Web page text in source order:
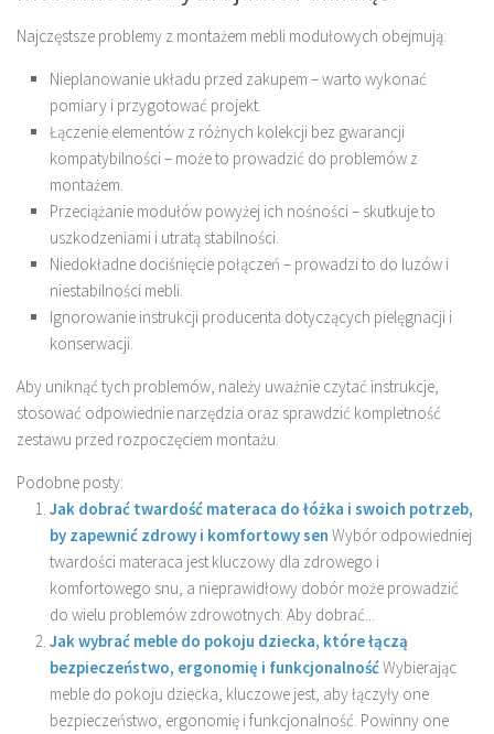
Najczęstsze problemy z montażem mebli modułowych obejmują:
Nieplanowanie układu przed zakupem – warto wykonać
pomiary i przygotować projekt.
Łączenie elementów z różnych kolekcji bez gwarancji
kompatybilności – może to prowadzić do problemów z
montażem.
Przeciążanie modułów powyżej ich nośności – skutkuje to
uszkodzeniami i utratą stabilności.
Niedokładne dociśnięcie połączeń – prowadzi to do luzów i
niestabilności mebli.
Ignorowanie instrukcji producenta dotyczących pielęgnacji i
konserwacji.
Aby uniknąć tych problemów, należy uważnie czytać instrukcje,
stosować odpowiednie narzędzia oraz sprawdzić kompletność
zestawu przed rozpoczęciem montażu.
Podobne posty:
Jak dobrać twardość materaca do łóżka i swoich potrzeb,
by zapewnić zdrowy i komfortowy sen Wybór odpowiedniej
twardości materaca jest kluczowy dla zdrowego i
komfortowego snu, a nieprawidłowy dobór może prowadzić
do wielu problemów zdrowotnych. Aby dobrać...
Jak wybrać meble do pokoju dziecka, które łączą
bezpieczeństwo, ergonomię i funkcjonalnośćWybierając
meble do pokoju dziecka, kluczowe jest, aby łączyły one
bezpieczeństwo, ergonomię i funkcjonalność. Powinny one